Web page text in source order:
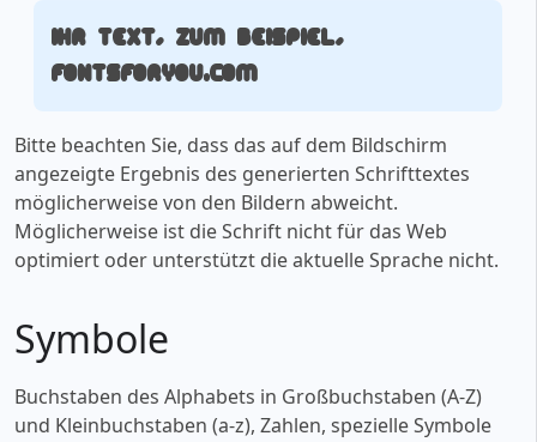
Ihr Text, zum Beispiel,
fontsforyou.com
Bitte beachten Sie, dass das auf dem Bildschirm
angezeigte Ergebnis des generierten Schrifttextes
möglicherweise von den Bildern abweicht.
Möglicherweise ist die Schrift nicht für das Web
optimiert oder unterstützt die aktuelle Sprache nicht.
Symbole
Buchstaben des Alphabets in Großbuchstaben (A-Z)
und Kleinbuchstaben (a-z), Zahlen, spezielle Symbole